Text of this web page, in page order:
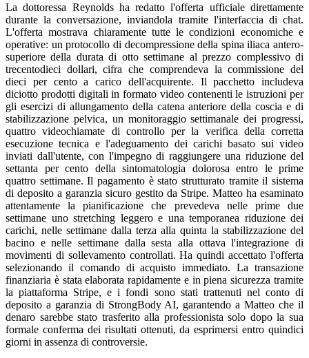
La dottoressa Reynolds ha redatto l'offerta ufficiale direttamente
durante la conversazione, inviandola tramite l'interfaccia di chat.
L'offerta mostrava chiaramente tutte le condizioni economiche e
operative: un protocollo di decompressione della spina iliaca antero-
superiore della durata di otto settimane al prezzo complessivo di
trecentodieci dollari, cifra che comprendeva la commissione del
dieci per cento a carico dell'acquirente. Il pacchetto includeva
diciotto prodotti digitali in formato video contenenti le istruzioni per
gli esercizi di allungamento della catena anteriore della coscia e di
stabilizzazione pelvica, un monitoraggio settimanale dei progressi,
quattro videochiamate di controllo per la verifica della corretta
esecuzione tecnica e l'adeguamento dei carichi basato sui video
inviati dall'utente, con l'impegno di raggiungere una riduzione del
settanta per cento della sintomatologia dolorosa entro le prime
quattro settimane. Il pagamento è stato strutturato tramite il sistema
di deposito a garanzia sicuro gestito da Stripe. Matteo ha esaminato
attentamente la pianificazione che prevedeva nelle prime due
settimane uno stretching leggero e una temporanea riduzione dei
carichi, nelle settimane dalla terza alla quinta la stabilizzazione del
bacino e nelle settimane dalla sesta alla ottava l'integrazione di
movimenti di sollevamento controllati. Ha quindi accettato l'offerta
selezionando il comando di acquisto immediato. La transazione
finanziaria è stata elaborata rapidamente e in piena sicurezza tramite
la piattaforma Stripe, e i fondi sono stati trattenuti nel conto di
deposito a garanzia di StrongBody AI, garantendo a Matteo che il
denaro sarebbe stato trasferito alla professionista solo dopo la sua
formale conferma dei risultati ottenuti, da esprimersi entro quindici
giorni in assenza di controversie.